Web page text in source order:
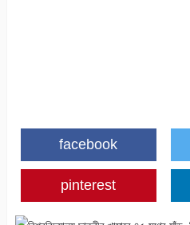
facebook
pinterest